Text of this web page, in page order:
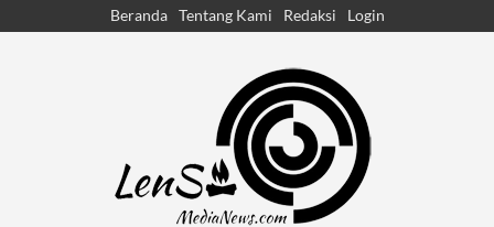
Beranda Tentang Kami Redaksi Login